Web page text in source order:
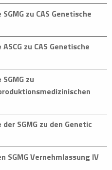
zu CAS Genetische
zu CAS Genetische
zu
SGMG zu den Genetic
SGMG Vernehmlassung IV